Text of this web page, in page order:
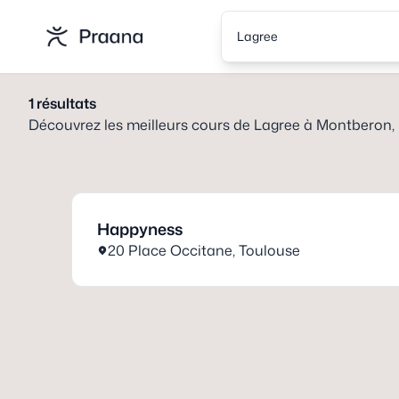
Lagree
1résultats
Découvrez les meilleurs cours de Lagree à Montberon,
Happyness
20 Place Occitane,Toulouse